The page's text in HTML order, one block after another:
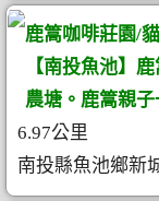
鹿篙咖啡莊園/
【南投魚池】
農塘。鹿篙親
6.97公里
南投縣魚池鄉新